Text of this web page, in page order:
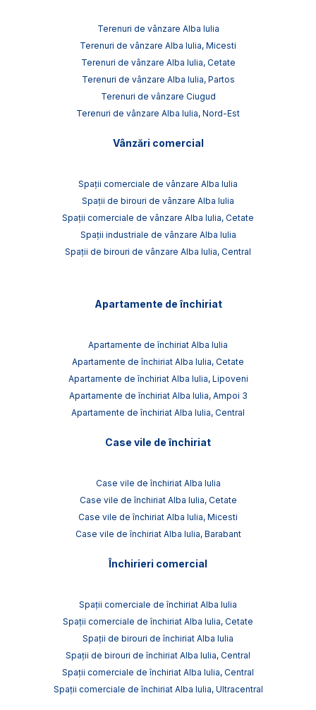
Terenuri de vânzare Alba Iulia
Terenuri de vânzare Alba Iulia, Micesti
Terenuri de vânzare Alba Iulia, Cetate
Terenuri de vânzare Alba Iulia, Partos
Terenuri de vânzare Ciugud
Terenuri de vânzare Alba Iulia, Nord-Est
Vânzări comercial
Spații comerciale de vânzare Alba Iulia
Spații de birouri de vânzare Alba Iulia
Spații comerciale de vânzare Alba Iulia, Cetate
Spații industriale de vânzare Alba Iulia
Spații de birouri de vânzare Alba Iulia, Central
Apartamente de închiriat
Apartamente de închiriat Alba Iulia
Apartamente de închiriat Alba Iulia, Cetate
Apartamente de închiriat Alba Iulia, Lipoveni
Apartamente de închiriat Alba Iulia, Ampoi 3
Apartamente de închiriat Alba Iulia, Central
Case vile de închiriat
Case vile de închiriat Alba Iulia
Case vile de închiriat Alba Iulia, Cetate
Case vile de închiriat Alba Iulia, Micesti
Case vile de închiriat Alba Iulia, Barabant
Închirieri comercial
Spații comerciale de închiriat Alba Iulia
Spații comerciale de închiriat Alba Iulia, Cetate
Spații de birouri de închiriat Alba Iulia
Spații de birouri de închiriat Alba Iulia, Central
Spații comerciale de închiriat Alba Iulia, Central
Spații comerciale de închiriat Alba Iulia, Ultracentral